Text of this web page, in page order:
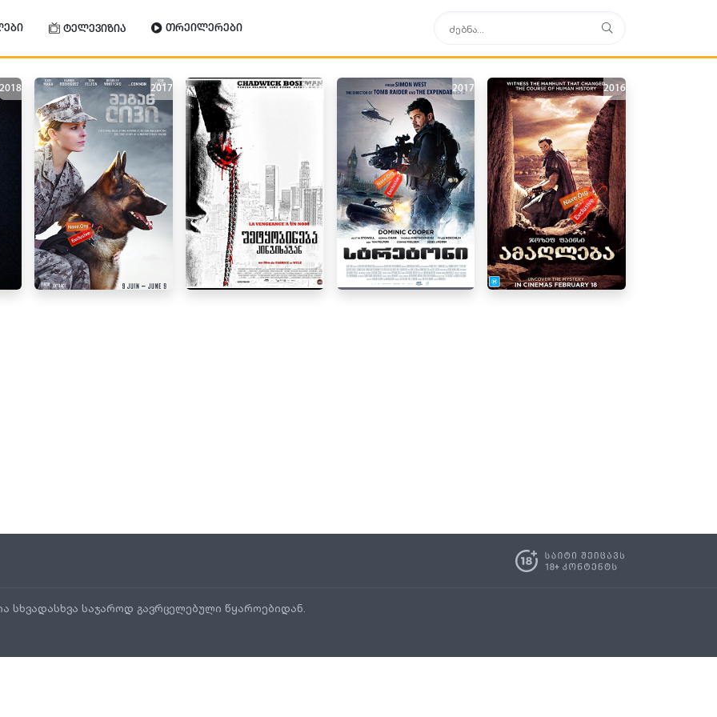
ტელევიზია თრეილერები
2018 2017 2016 2017 2016
სხვადასხვა საჯაროდ გავრცელებული წყაროებიდან.